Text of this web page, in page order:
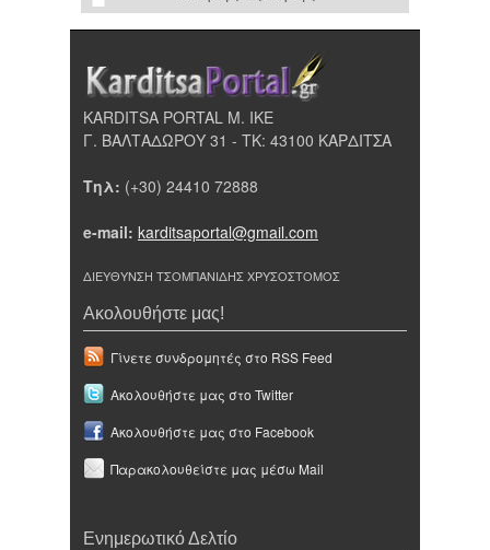
KARDITSA PORTAL Μ. ΙΚΕ
Γ. ΒΑΛΤΑΔΩΡΟΥ 31 - ΤΚ: 43100 ΚΑΡΔΙΤΣΑ
Τηλ: (+30) 24410 72888
e-mail: karditsaportal@gmail.com
ΔΙΕΥΘΥΝΣΗ ΤΣΟΜΠΑΝΙΔΗΣ ΧΡΥΣΟΣΤΟΜΟΣ
Ακολουθήστε μας!
Γίνετε συνδρομητές στο RSS Feed
Ακολουθήστε μας στο Twitter
Ακολουθήστε μας στο Facebook
Παρακολουθείστε μας μέσω Mail
Ενημερωτικό Δελτίο